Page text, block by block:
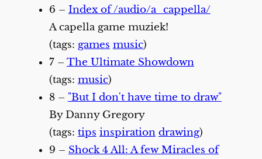
6 – Index of /audio/a_cappella/
A capella game muziek!
(tags: games music)
7 – The Ultimate Showdown
(tags: music)
8 – "But I don't have time to draw"
By Danny Gregory
(tags: tips inspiration drawing)
9 – Shock 4 All: A few Miracles of